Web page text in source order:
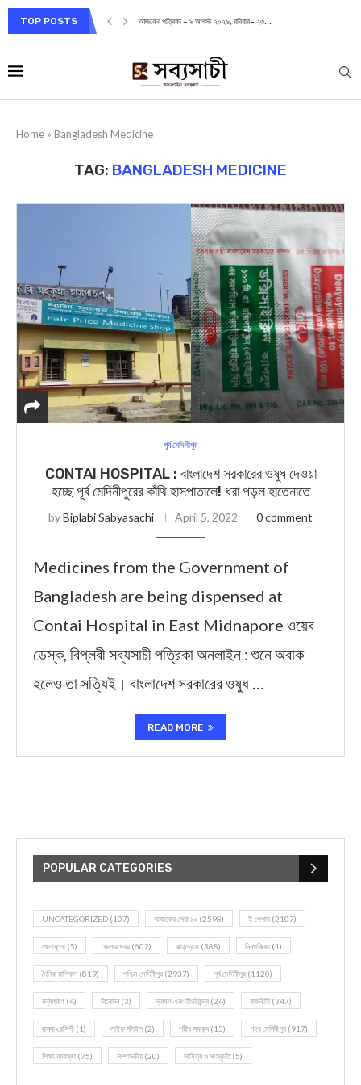
TOP POSTS আজকের পত্রিকা – ৯ আগস্ট ২০২৬, রবিবার– ২৩...
Home » Bangladesh Medicine
TAG: BANGLADESH MEDICINE
পূর্ব মেদিনীপুর
CONTAI HOSPITAL : বাংলাদেশ সরকারের ওষুধ দেওয়া
হচ্ছে পূর্ব মেদিনীপুরের কাঁথি হাসপাতালে! ধরা পড়ল হাতেনাতে
byBiplabi Sabyasachi April 5, 2022 0 comment
Medicines from the Government of
Bangladesh are being dispensed at
Contai Hospital in East Midnapore ওয়েব
ডেস্ক, বিপ্লবী সব্যসাচী পত্রিকা অনলাইন : শুনে অবাক
হলেও তা সত্যিই। বাংলাদেশ সরকারের ওষুধ …
READ MORE
POPULAR CATEGORIES
UNCATEGORIZED (107) আজকের সেরা ১০ (2598) ই-পেপার (2107)
খেলাধূলো (5) জেলার খবর (602) ঝাড়গ্রাম (388) দিনপঞ্জিকা (1)
দৈনিক রাশিফল (819) পশ্চিম মেদিনীপুর (2937) পূর্ব মেদিনীপুর (1120)
বন্যপ্রাণ (4) বিনোদন(3) ভ্রমণ এবং তীর্থকেন্দ্র (24) রাজনীতি(347)
রান্না-রেসিপী (1) লাইফ স্টাইল (2) শরীর স্বাস্থ্য (15) শহর মেদিনীপুর (917)
শিক্ষা ব্যবস্থা (75) সম্পাদকীয় (20) সাহিত্য ও সংস্কৃতি(5)